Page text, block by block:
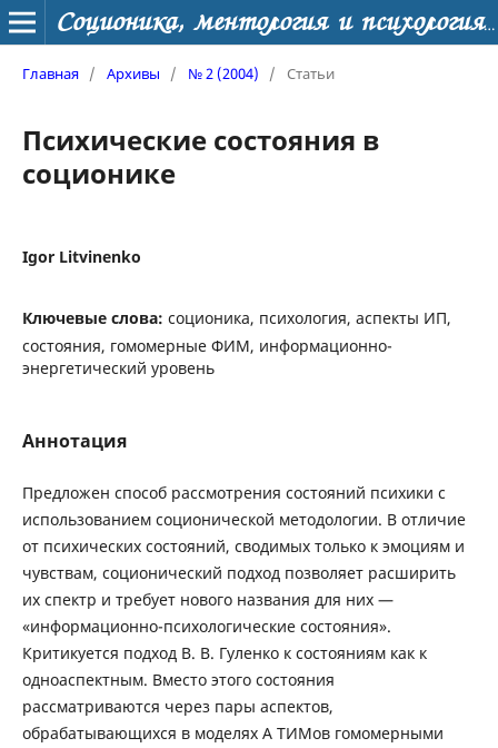
Соционика, ментология и психология личности
Главная / Архивы / № 2 (2004) / Статьи
Психические состояния в
соционике
Igor Litvinenko
Ключевые слова: соционика, психология, аспекты ИП,
состояния, гомомерные ФИМ, информационно-
энергетический уровень
Аннотация
Предложен способ рассмотрения состояний психики с
использованием соционической методологии. В отличие
от психических состояний, сводимых только к эмоциям и
чувствам, соционический подход позволяет расширить
их спектр и требует нового названия для них —
«информационно-психологические состояния».
Критикуется подход В. В. Гуленко к состояниям как к
одноаспектным. Вместо этого состояния
рассматриваются через пары аспектов,
обрабатывающихся в моделях А ТИМов гомомерными